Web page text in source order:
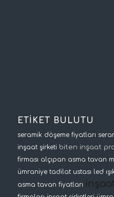
ETİKET BULUTU
seramik döşeme fiyatları
inşaat şirketi biten inşaat
firması alçıpan asma tavan
ümraniye tadilat ustası led
asma tavan fiyatları